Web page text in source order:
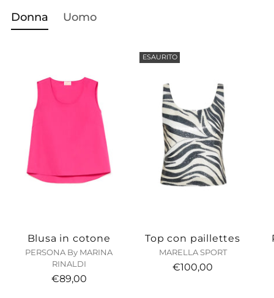
al
Donna Uomo
Blusa in cotone
PERSONA By MARINA
RINALDI
€89,00
ESAURITO
Top con paillettes
MARELLA SPORT
€100,00